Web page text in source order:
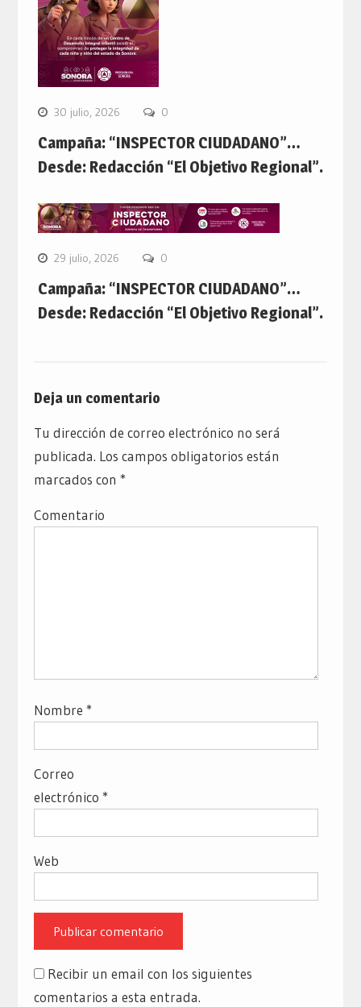
30 julio, 2026 0
Campaña: “INSPECTOR CIUDADANO”…
Desde: Redacción “El Objetivo Regional”.
29 julio, 2026 0
Campaña: “INSPECTOR CIUDADANO”…
Desde: Redacción “El Objetivo Regional”.
Deja un comentario
Tu dirección de correo electrónico no será
publicada. Los campos obligatorios están
marcados con *
Comentario
Nombre *
Correo
electrónico *
Web
Recibir un email con los siguientes
comentarios a esta entrada.